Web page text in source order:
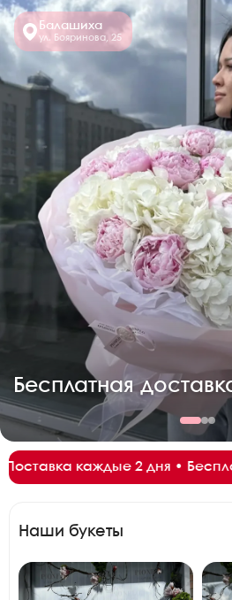
Балашиха
ул. Бояринова, 25
Бесплатная
доставка 24/7 от 3500₽ •
Наши букеты